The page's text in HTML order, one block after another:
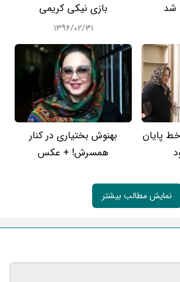
بازی نیکی کریمی
۱۳۹۶/۰۲/۳۱
پایان
بهنوش بختیاری در کنار
همسرش! + عکس
نمایش مطالب بیشتر